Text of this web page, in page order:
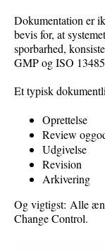
Dokumentation er
bevis for, at
sporbarhed,
GMP og ISO 13485
Et typisk
Oprettelse
Review og
Udgivelse
Revision
Arkivering
Og vigtigst: Alle
Change Control.